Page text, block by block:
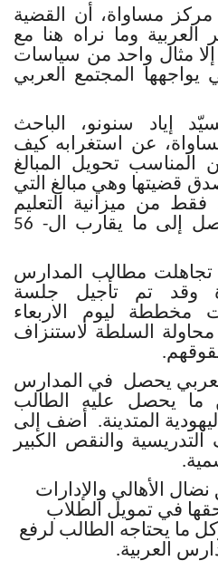
مساواة، أن القضية
وما نراه هنا مع
إلا مثال واحد من سياسات
يواجهها المجتمع العربي
إياد سنونو، الباحث
عن استغرابه كيف
المناسب تحويل المبالغ
قضيتها وهي مبالغ التي
فقط من ميزانية التعليم
والتعليم العالي التي تصل إلى ما يقارب ال- 56
تجاهلت مطالب المدارس
وقد تم تأجيل جلسة
مخططة ليوم الاربعاء
السلطة لاستنزاف
يحصل في المدارس
على 30% من ما يحصل عليه الطالب
المتدينة. أضف إلى
والنقص الكبير
الأهالي والإدارات
في تمويل الطلاب
ما يحتاجه الطالب لرفع
العربية.